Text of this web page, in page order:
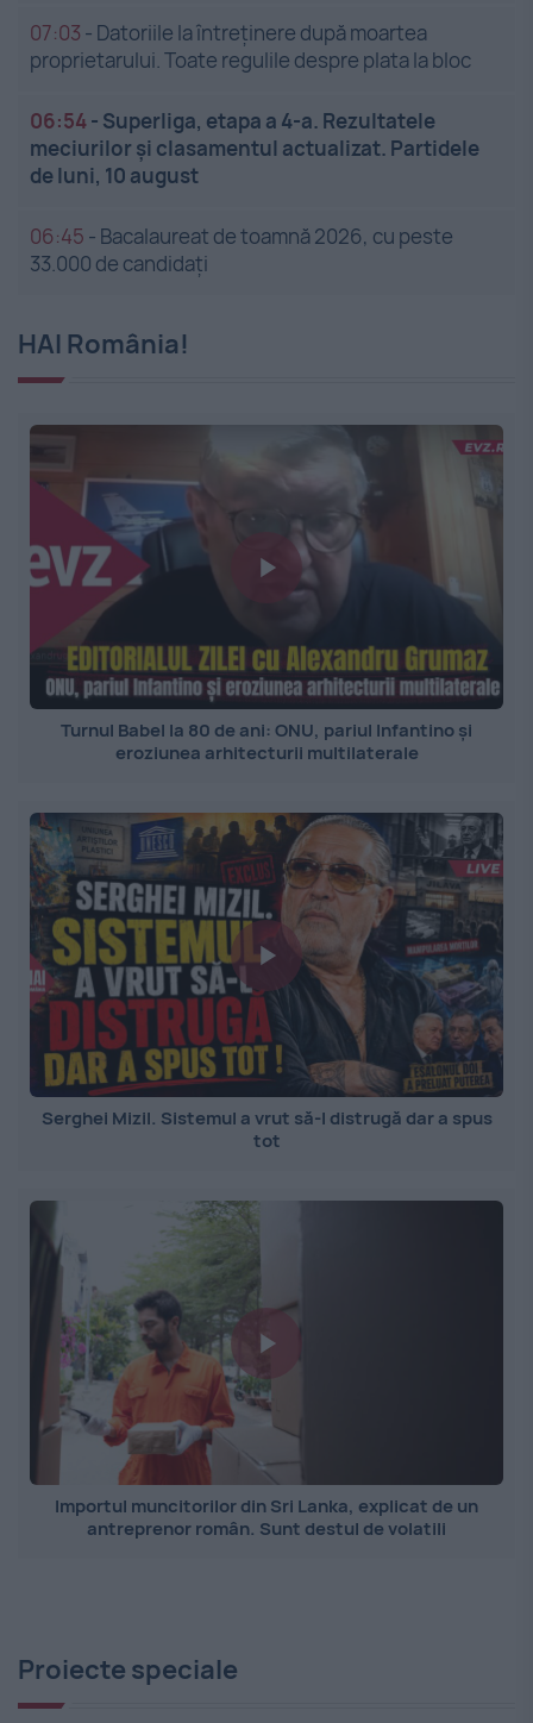
07:03 - Datoriile la întreținere după moartea
proprietarului. Toate regulile despre plata la bloc
06:54- Superliga, etapa a 4-a. Rezultatele
meciurilor și clasamentul actualizat. Partidele
de luni, 10 august
06:45 - Bacalaureat de toamnă 2026, cu peste
33.000 de candidați
HAI România!
Turnul Babel la 80 de ani: ONU, pariul Infantino și
eroziunea arhitecturii multilaterale
Serghei Mizil. Sistemul a vrut să-l distrugă dar a spus
tot
Importul muncitorilor din Sri Lanka, explicat de un
antreprenor român. Sunt destul de volatili
Proiecte speciale